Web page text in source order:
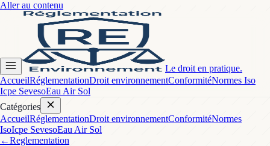
Aller au contenu
Le droit en pratique.
AccueilRéglementationDroit environnementConformitéNormes Iso
Icpe SevesoEau Air Sol
Catégories
AccueilRéglementationDroit environnementConformitéNormes
IsoIcpe SevesoEau Air Sol
←Reglementation